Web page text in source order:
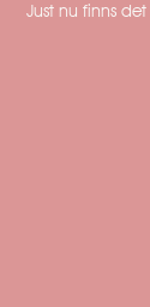
Just nu finns